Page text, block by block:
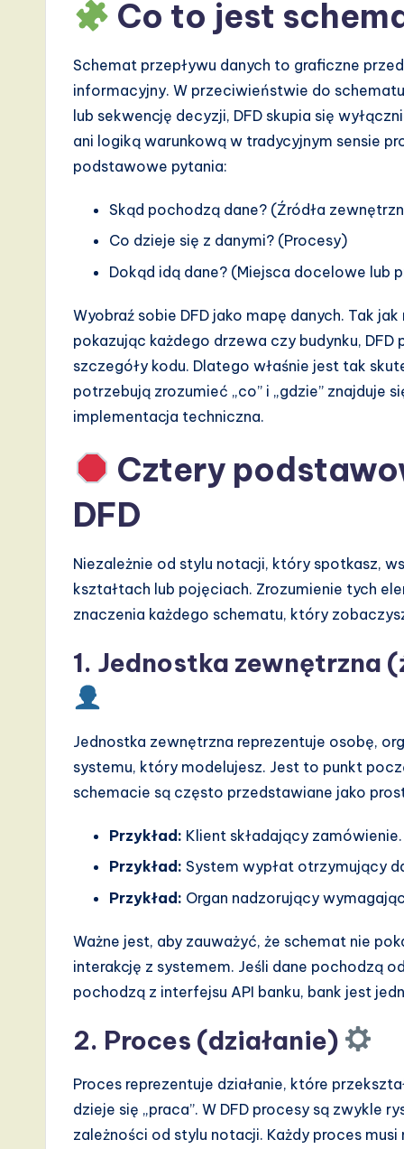
ft
w
Co to jest
Schemat przepływu danych to graficzne
informacyjny. W przeciwieństwie do
lub sekwencję decyzji, DFD skupia się
ani logiką warunkową w tradycyjnym sensie
podstawowe pytania:
Skąd pochodzą dane? (Źródła
Co dzieje się z danymi? (Procesy)
Dokąd idą dane? (Miejsca docelowe lub
Wyobraź sobie DFD jako mapę danych. Tak
pokazując każdego drzewa czy budynku,
szczegóły kodu. Dlatego właśnie jest tak
potrzebują zrozumieć „co” i „gdzie” znajduje
implementacja techniczna.
Cztery
DFD
Niezależnie od stylu notacji, który spotkasz,
kształtach lub pojęciach. Zrozumienie tych
znaczenia każdego schematu, który
1. Jednostka zewnętrzna
Jednostka zewnętrzna reprezentuje osobę,
systemu, który modelujesz. Jest to punkt
schemacie są często przedstawiane jako
Przykład: Klient składający zamówienie.
Przykład: System wypłat otrzymujący
Przykład: Organ nadzorujący
Ważne jest, aby zauważyć, że schemat nie
interakcję z systemem. Jeśli dane pochodzą
pochodzą z interfejsu API banku, bank jest
2. Proces (działanie)
Proces reprezentuje działanie, które
dzieje się „praca”. W DFD procesy są zwykle
zależności od stylu notacji. Każdy proces